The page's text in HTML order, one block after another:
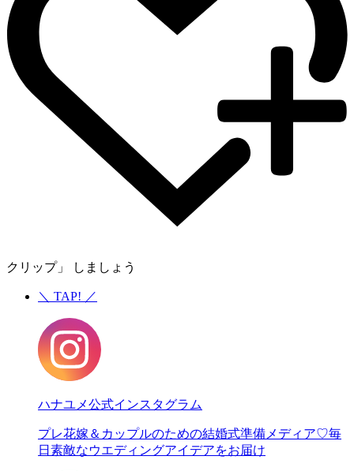
クリップ」 しましょう
＼ TAP! ／
ハナユメ公式インスタグラム
プレ花嫁＆カップルのための結婚式準備メディア♡毎
日素敵なウエディングアイデアをお届け